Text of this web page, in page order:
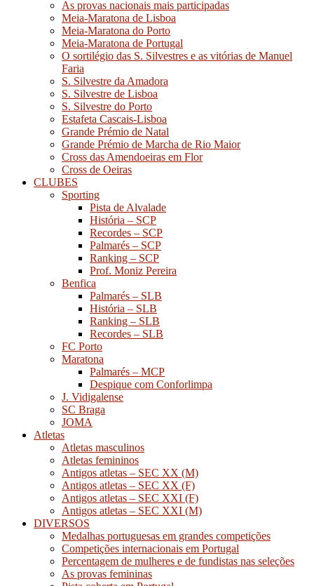
As provas nacionais mais participadas
Meia-Maratona de Lisboa
Meia-Maratona do Porto
Meia-Maratona de Portugal
O sortilégio das S. Silvestres e as vitórias de Manuel
Faria
S. Silvestre da Amadora
S. Silvestre de Lisboa
S. Silvestre do Porto
Estafeta Cascais-Lisboa
Grande Prémio de Natal
Grande Prémio de Marcha de Rio Maior
Cross das Amendoeiras em Flor
Cross de Oeiras
CLUBES
Sporting
Pista de Alvalade
História – SCP
Recordes – SCP
Palmarés – SCP
Ranking – SCP
Prof. Moniz Pereira
Benfica
Palmarés – SLB
História – SLB
Ranking – SLB
Recordes – SLB
FC Porto
Maratona
Palmarés – MCP
Despique com Conforlimpa
J. Vidigalense
SC Braga
JOMA
Atletas
Atletas masculinos
Atletas femininos
Antigos atletas – SEC XX (M)
Antigos atletas – SEC XX (F)
Antigos atletas – SEC XXI (F)
Antigos atletas – SEC XXI (M)
DIVERSOS
Medalhas portuguesas em grandes competições
Competições internacionais em Portugal
Percentagem de mulheres e de fundistas nas seleções
As provas femininas